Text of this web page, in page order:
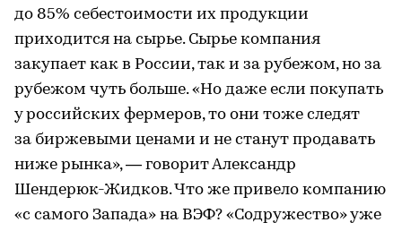
до 85% себестоимости их продукции
приходится на сырье. Сырье компания
закупает как в России, так и за рубежом, но за
рубежом чуть больше. «Но даже если покупать
у российских фермеров, то они тоже следят
за биржевыми ценами и не станут продавать
ниже рынка», — говорит Александр
Шендерюк-Жидков. Что же привело компанию
«с самого Запада» на ВЭФ? «Содружество» уже